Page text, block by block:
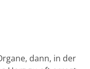
dann, in der